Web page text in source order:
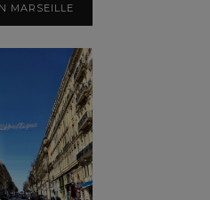
MARSEILLE